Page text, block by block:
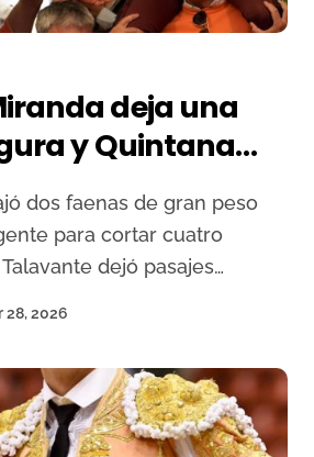
deja una
y Quintana
proyección en
para cortar cuatro
dejó pasajes…
28, 2026